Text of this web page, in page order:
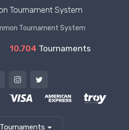
Tournament System
Tournament System
10.704 Tournaments